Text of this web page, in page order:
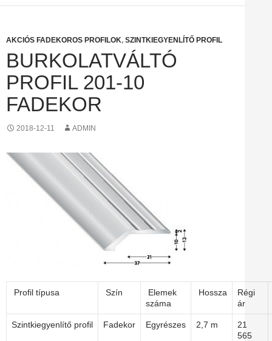
AKCIÓS FADEKOROS PROFILOK, SZINTKIEGYENLÍTŐ PROFIL
BURKOLATVÁLTÓ
PROFIL 201-10
FADEKOR
2018-12-11 ADMIN
Profil típusa Szín
Elemek
száma
Hossza
Régi
ár
Szintkiegyenlítő profil Fadekor Egyrészes 2,7 m
21
565